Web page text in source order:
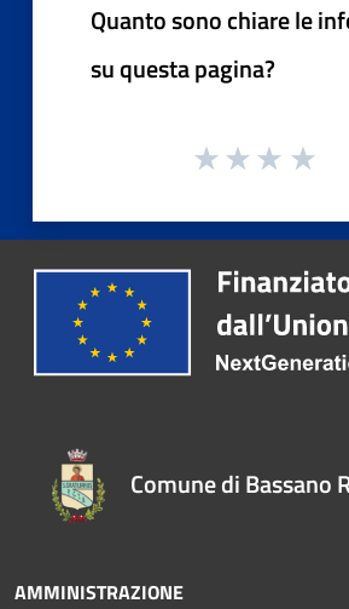
Quanto sono chiare le
su questa pagina?
Comune di Bassano
AMMINISTRAZIONE